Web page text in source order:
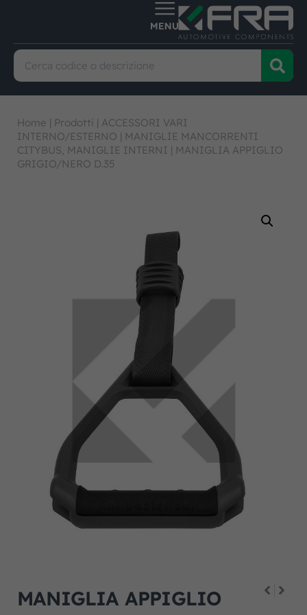
Home | Prodotti | ACCESSORI VARI
INTERNO/ESTERNO | MANIGLIE MANCORRENTI
CITYBUS, MANIGLIE INTERNI | MANIGLIA APPIGLIO
GRIGIO/NERO D.35
MANIGLIA APPIGLIO